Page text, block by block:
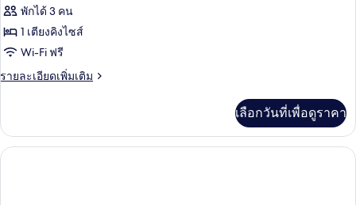
ของ
Wynn
Resort
พักได้ 3 คน
1 เตียงคิงไซส์
Wi-Fi ฟรี
รายละเอียดเพิ่มเติม
ราย
เกี่ยว
กับ
Wynn
เลือกวันที่เพื่อดูราคา